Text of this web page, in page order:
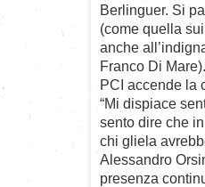
Berlinguer. Si
(come quella
anche
Franco Di
PCI accende la
“Mi dispiace
sento dire che
chi gliela
Alessandro
presenza